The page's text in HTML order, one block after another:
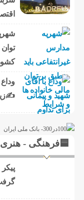
🟦فرهنگی - هنری